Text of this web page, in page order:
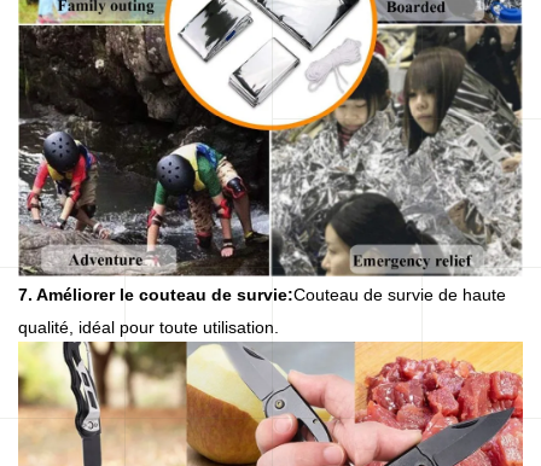
7. Améliorer le couteau de survie:Couteau de survie de haute
qualité, idéal pour toute utilisation.